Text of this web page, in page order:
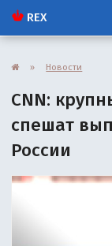
REX
» Новости
CNN:
спешат
России